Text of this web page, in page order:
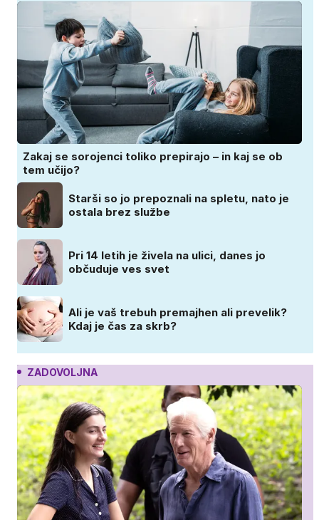
Zakaj se sorojenci toliko prepirajo – in kaj se ob
tem učijo?
Starši so jo prepoznali na spletu, nato je
ostala brez službe
Pri 14 letih je živela na ulici, danes jo
občuduje ves svet
Ali je vaš trebuh premajhen ali prevelik?
Kdaj je čas za skrb?
ZADOVOLJNA